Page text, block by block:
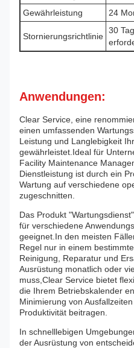
Gewährleistung 24
Stornierungsrichtlinie
30
Anwendungen:
Clear Service, eine
einen umfassenden
Leistung und Langlebigkeit
gewährleistet.Ideal für
Facility Maintenance
Dienstleistung ist durch ein
Wartung auf verschiedene
zugeschnitten.
Das Produkt
für verschiedene
geeignet.In den meisten
Regel nur in einem
Reinigung, Reparatur und
Ausrüstung monatlich oder
muss,Clear Service bietet
die Ihrem Betriebskalender
Minimierung von
Produktivität beitragen.
In schnelllebigen
der Ausrüstung von